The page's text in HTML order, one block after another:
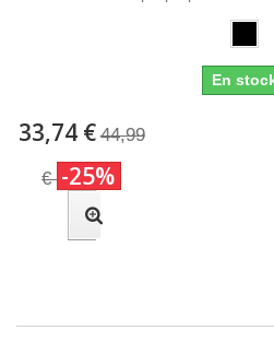
En
33,74 € 44,99
€ -25%